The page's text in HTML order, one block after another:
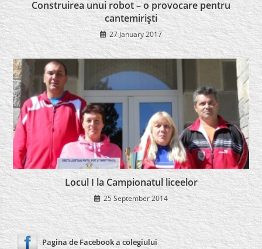
Construirea unui robot – o provocare pentru
cantemirişti
27 January 2017
Locul I la Campionatul liceelor
25 September 2014
Pagina de Facebook a colegiului